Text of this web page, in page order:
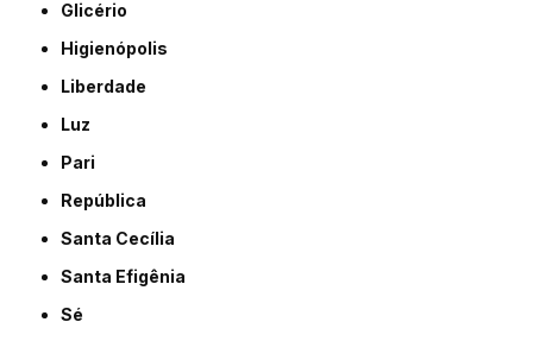
Glicério
Higienópolis
Liberdade
Luz
Pari
República
Santa Cecília
Santa Efigênia
Sé